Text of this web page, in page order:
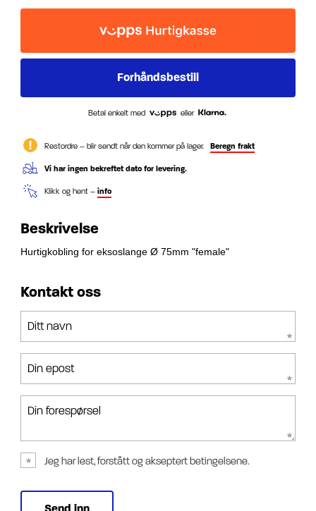
Betal enkelt med eller
Restordre – blir sendt når den kommer på lager. Beregn frakt
Vi har ingen bekreftet dato for levering.
Klikk og hent – info
Beskrivelse
Hurtigkobling for eksoslange Ø 75mm "female"
Kontakt oss
Ditt navn
Din epost
Din forespørsel
Jeg har lest, forstått og akseptert betingelsene.